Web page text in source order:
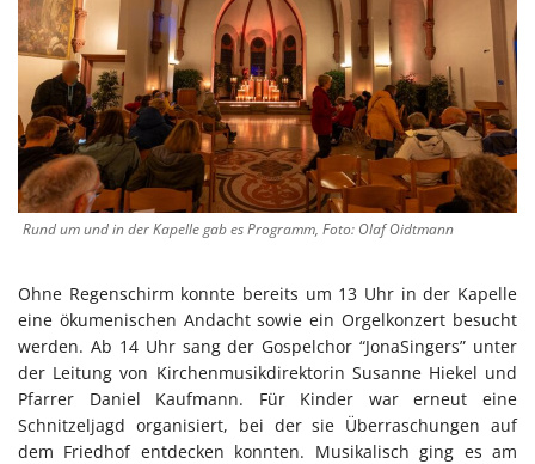
Rund um und in der Kapelle gab es Programm, Foto: Olaf Oidtmann
Ohne Regenschirm konnte bereits um 13 Uhr in der Kapelle
eine ökumenischen Andacht sowie ein Orgelkonzert besucht
werden. Ab 14 Uhr sang der Gospelchor “JonaSingers” unter
der Leitung von Kirchenmusikdirektorin Susanne Hiekel und
Pfarrer Daniel Kaufmann. Für Kinder war erneut eine
Schnitzeljagd organisiert, bei der sie Überraschungen auf
dem Friedhof entdecken konnten. Musikalisch ging es am